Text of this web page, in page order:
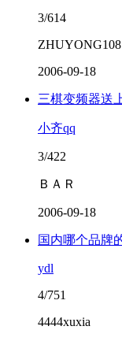
3/614
ZHUYONG108
2006-09-18
三棋变频器送
小齐qq
3/422
ＢＡＲ
2006-09-18
国内哪个品牌
ydl
4/751
4444xuxia